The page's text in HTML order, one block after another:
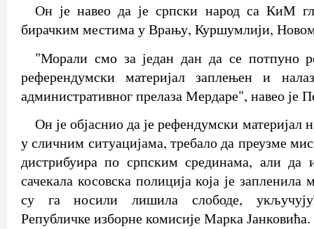
Он је навео да је српски народ са КиМ
бирачким местима у Врању, Куршумлији,
"Морали смо за један дан да се потпуно
референдумски материјал заплењен и
административног прелаза Мердаре", навео је
Он је објаснио да је рефендумски материјал
у сличним ситуацијама, требало да преузме
дистрибуира по српским срединама, али
сачекала косовска полиција која је запленила
су га носили лишила слободе,
Републичке изборне комисије Марка Јанковића.